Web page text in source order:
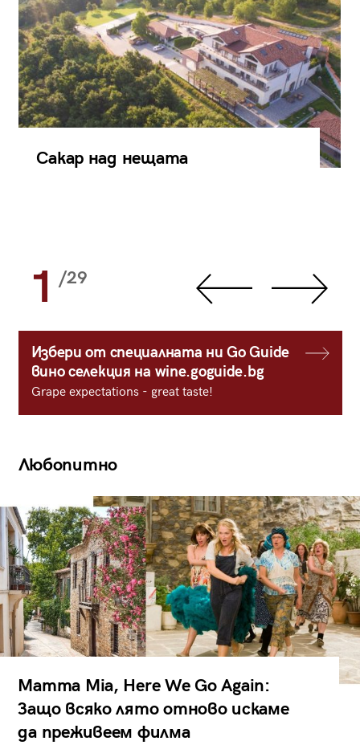
Сакар над нещата
1 /29
Избери от специалната ни Go Guide
вино селекция на wine.goguide.bg
Grape expectations - great taste!
Любопитно
Mamma Mia, Here We Go Again:
Защо всяко лято отново искаме
да преживеем филма